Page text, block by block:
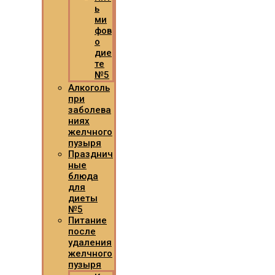
ь
ми
фов
о
дие
те
№5
Алкоголь
при
заболева
ниях
желчного
пузыря
Празднич
ные
блюда
для
диеты
№5
Питание
после
удаления
желчного
пузыря